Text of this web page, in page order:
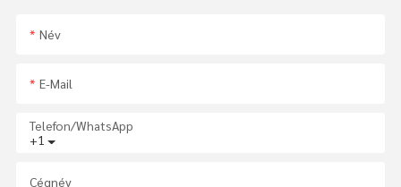
Név
E-Mail
+1
Telefon/WhatsApp
Cégnév